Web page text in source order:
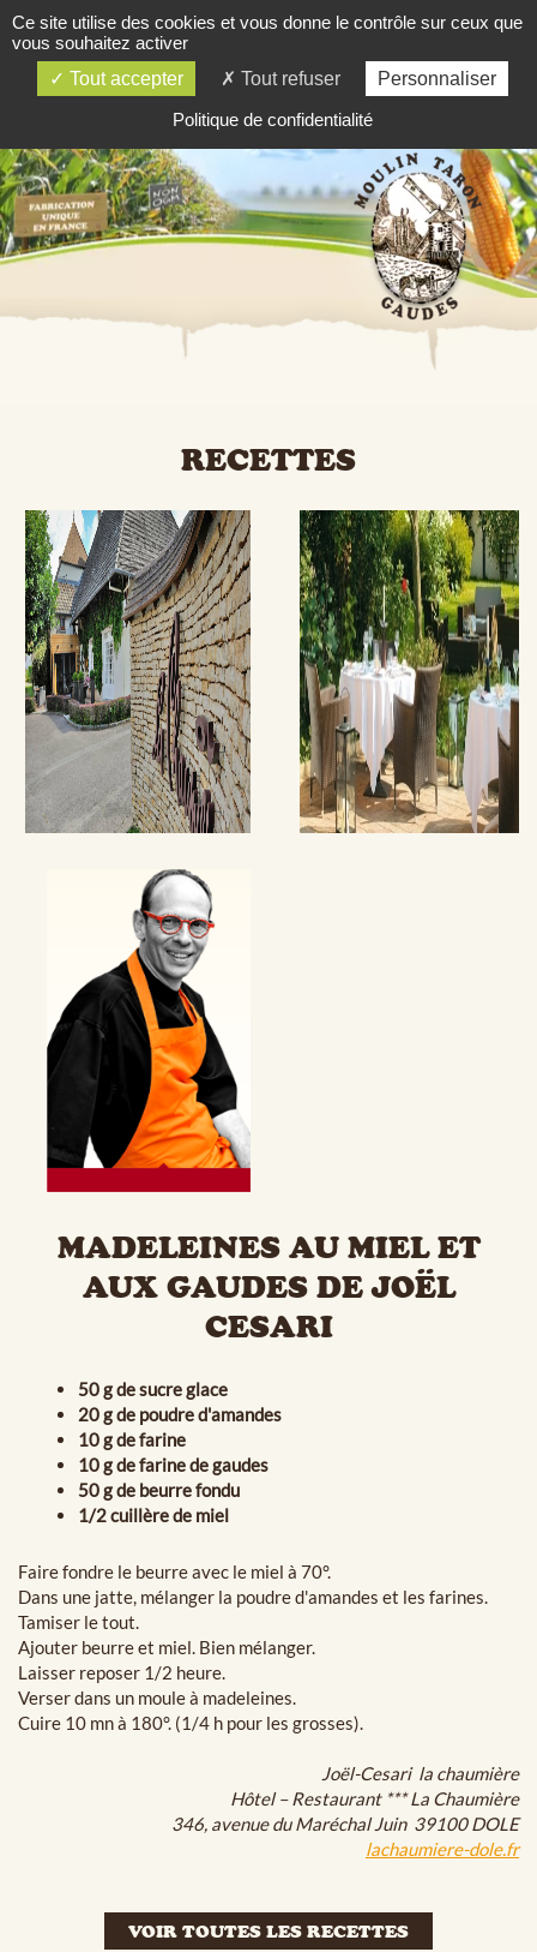
03 84 81 81 06
SOMMAIRE
RECETTES
MADELEINES AU MIEL ET
AUX GAUDES DE JOËL
CESARI
50 g de sucre glace
20 g de poudre d'amandes
10 g de farine
10 g de farine de gaudes
50 g de beurre fondu
1/2 cuillère de miel
Faire fondre le beurre avec le miel à 70°.
Dans une jatte, mélanger la poudre d'amandes et les farines.
Tamiser le tout.
Ajouter beurre et miel. Bien mélanger.
Laisser reposer 1/2 heure.
Verser dans un moule à madeleines.
Cuire 10 mn à 180°. (1/4 h pour les grosses).
Joël-Cesari la chaumière
Hôtel – Restaurant *** La Chaumière
346, avenue du Maréchal Juin 39100 DOLE
lachaumiere-dole.fr
VOIR TOUTES LES RECETTES
Ce site utilise des cookies et vous donne le contrôle sur ceux que
vous souhaitez activer
Tout accepter
Tout refuser
Personnaliser
Politique de confidentialité